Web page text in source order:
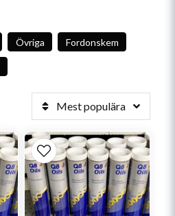
Övriga Fordonskem
Mest populära